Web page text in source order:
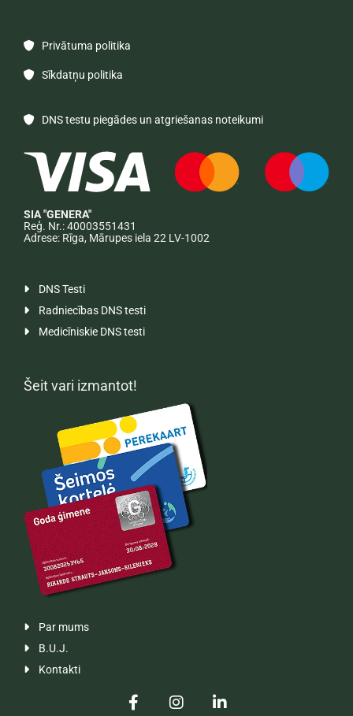
 Privātuma politika
 Sīkdatņu politika
 DNS testu piegādes un atgriešanas noteikumi
SIA "GENERA"
Reģ. Nr.: 40003551431
Adrese: Rīga, Mārupes iela 22 LV-1002
 DNS Testi
 Radniecības DNS testi
 Medicīniskie DNS testi
Šeit vari izmantot!
 Par mums
 B.U.J.
 Kontakti